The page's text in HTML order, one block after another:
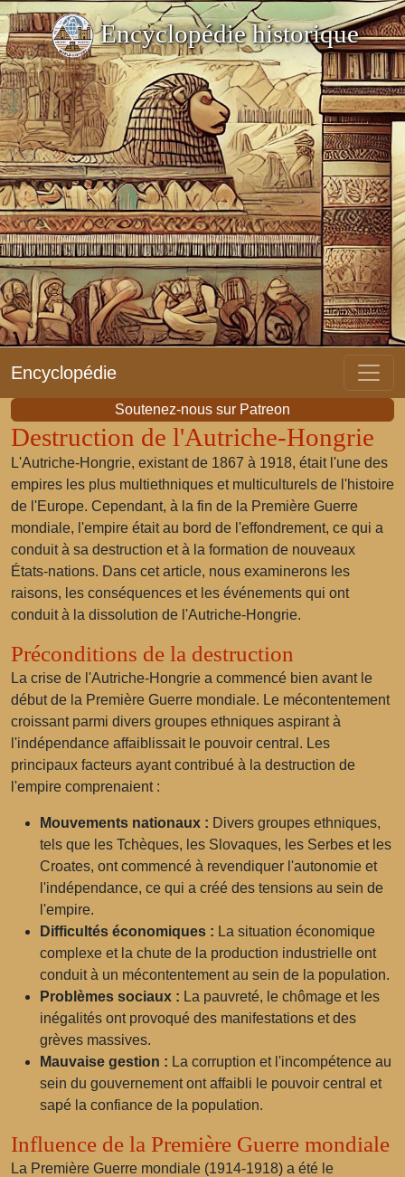
Encyclopédie historique
Encyclopédie
Soutenez-nous sur Patreon
Destruction de l'Autriche-Hongrie
L'Autriche-Hongrie, existant de 1867 à 1918, était l'une des
empires les plus multiethniques et multiculturels de l'histoire
de l'Europe. Cependant, à la fin de la Première Guerre
mondiale, l'empire était au bord de l'effondrement, ce qui a
conduit à sa destruction et à la formation de nouveaux
États-nations. Dans cet article, nous examinerons les
raisons, les conséquences et les événements qui ont
conduit à la dissolution de l'Autriche-Hongrie.
Préconditions de la destruction
La crise de l'Autriche-Hongrie a commencé bien avant le
début de la Première Guerre mondiale. Le mécontentement
croissant parmi divers groupes ethniques aspirant à
l'indépendance affaiblissait le pouvoir central. Les
principaux facteurs ayant contribué à la destruction de
l'empire comprenaient :
Mouvements nationaux : Divers groupes ethniques,
tels que les Tchèques, les Slovaques, les Serbes et les
Croates, ont commencé à revendiquer l'autonomie et
l'indépendance, ce qui a créé des tensions au sein de
l'empire.
Difficultés économiques : La situation économique
complexe et la chute de la production industrielle ont
conduit à un mécontentement au sein de la population.
Problèmes sociaux : La pauvreté, le chômage et les
inégalités ont provoqué des manifestations et des
grèves massives.
Mauvaise gestion : La corruption et l'incompétence au
sein du gouvernement ont affaibli le pouvoir central et
sapé la confiance de la population.
Influence de la Première Guerre mondiale
La Première Guerre mondiale (1914-1918) a été le